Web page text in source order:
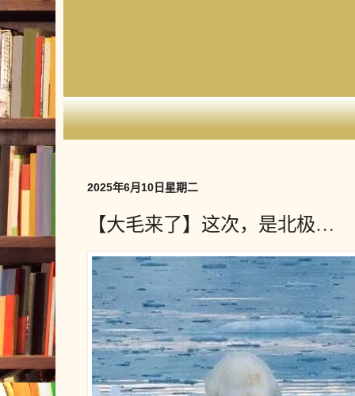
2025年6月10日星期二
【大毛来了】这次，是北极…